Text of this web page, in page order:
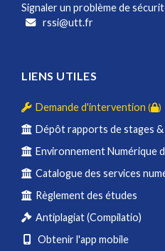
Signaler un problème de
rssi@utt.fr
LIENS UTILES
Demande d'intervention ( )
Dépôt rapports de stages &
Environnement Numérique
Catalogue des services
Règlement des études
Antiplagiat (Compilatio)
Obtenir l'app mobile